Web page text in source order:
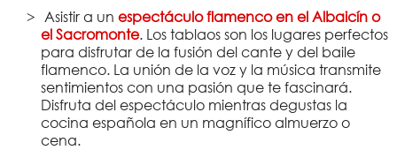
Asistir a unespectáculo flamenco en el Albaicín o
el Sacromonte. Los tablaos son los lugares perfectos
para disfrutar de la fusión del cante y del baile
flamenco. La unión de la voz y la música transmite
sentimientos con una pasión que te fascinará.
Disfruta del espectáculo mientras degustas la
cocina española en un magnífico almuerzo o
cena.